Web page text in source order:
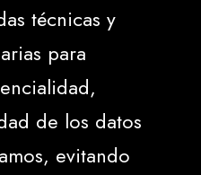
técnicas y
para
de los datos
evitando